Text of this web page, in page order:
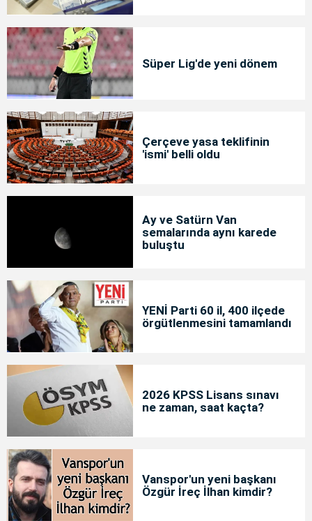
Süper Lig'de yeni dönem
Çerçeve yasa teklifinin
'ismi' belli oldu
Ay ve Satürn Van
semalarında aynı karede
buluştu
YENİ Parti 60 il, 400 ilçede
örgütlenmesini tamamlandı
2026 KPSS Lisans sınavı
ne zaman, saat kaçta?
Vanspor'un yeni başkanı
Özgür İreç İlhan kimdir?